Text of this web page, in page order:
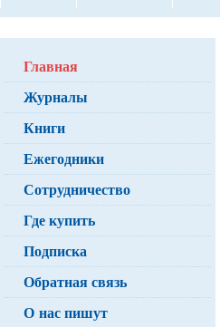
Главная
Журналы
Книги
Ежегодники
Сотрудничество
Где купить
Подписка
Обратная связь
О нас пишут